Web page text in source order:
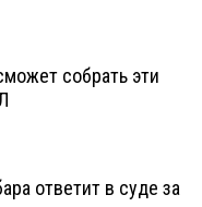
собрать эти
ответит в суде за